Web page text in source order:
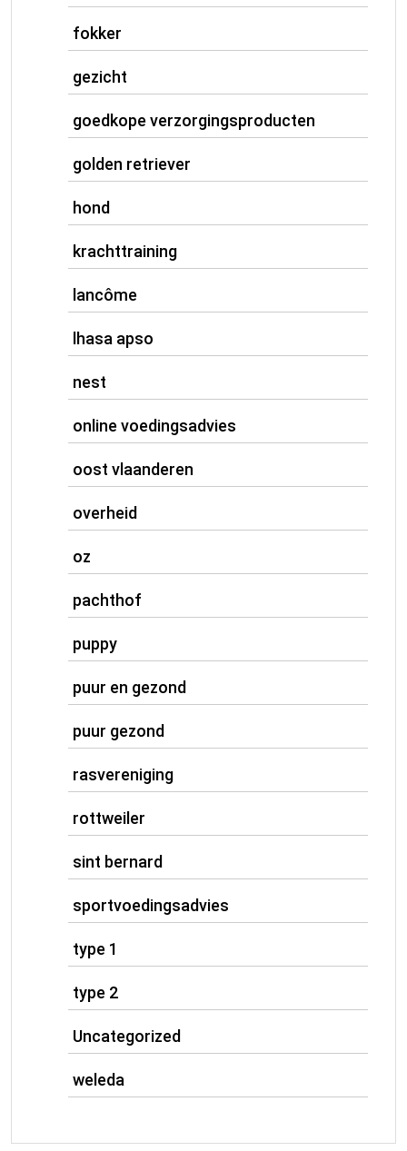
fokker
gezicht
goedkope verzorgingsproducten
golden retriever
hond
krachttraining
lancôme
lhasa apso
nest
online voedingsadvies
oost vlaanderen
overheid
oz
pachthof
puppy
puur en gezond
puur gezond
rasvereniging
rottweiler
sint bernard
sportvoedingsadvies
type 1
type 2
Uncategorized
weleda